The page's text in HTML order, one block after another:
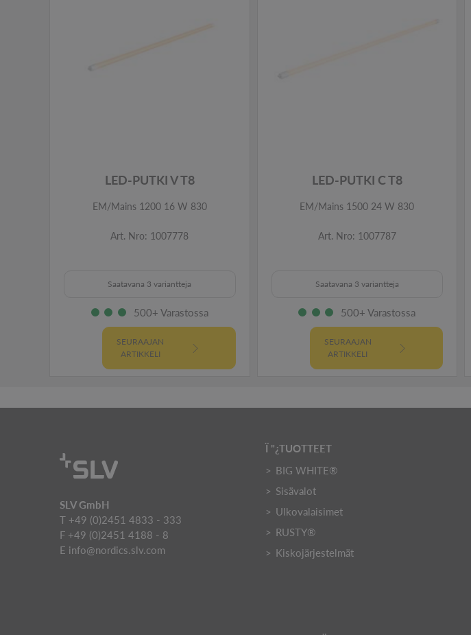
LED-PUTKI V T8
EM/Mains 1200 16 W 830
Art. Nro: 1007778
Saatavana 3 variantteja
500+ Varastossa
SEURAAJAN
ARTIKKELI
LED-PUTKI C T8
EM/Mains 1500 24 W 830
Art. Nro: 1007787
Saatavana 3 variantteja
500+ Varastossa
SEURAAJAN
ARTIKKELI
SLV GmbH
T +49 (0)2451 4833 - 333
F +49 (0)2451 4188 - 8
E info@nordics.slv.com
Ï "¿TUOTTEET
BIG WHITE®
Sisävalot
Ulkovalaisimet
RUSTY®
Kiskojärjestelmät